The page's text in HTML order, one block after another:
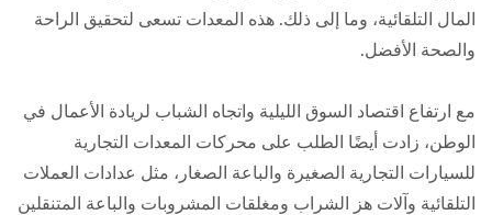
المال التلقائية، وما إلى ذلك. هذه المعدات تسعى لتحقيق الراحة
والصحة الأفضل.
مع ارتفاع اقتصاد السوق الليلية واتجاه الشباب لريادة الأعمال في
الوطن، زادت أيضًا الطلب على محركات المعدات التجارية
للسيارات التجارية الصغيرة والباعة الصغار، مثل عدادات العملات
التلقائية وآلات هز الشراب ومغلقات المشروبات والباعة المتنقلين